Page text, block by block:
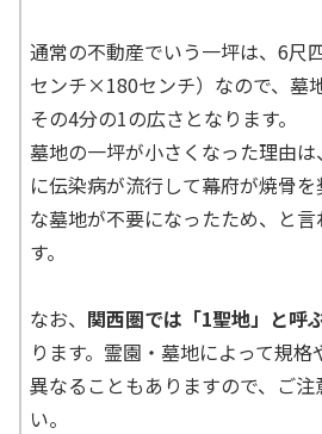
通常の不動産でいう一坪は、6尺
センチ×180センチ）なので、墓
その4分の1の広さとなります。
墓地の一坪が小さくなった理由
に伝染病が流行して幕府が焼骨を
な墓地が不要になったため、と言
す。
なお、 関西圏では「1聖地」と呼
ります。霊園・墓地によって規格
異なることもありますので、ご注
い。